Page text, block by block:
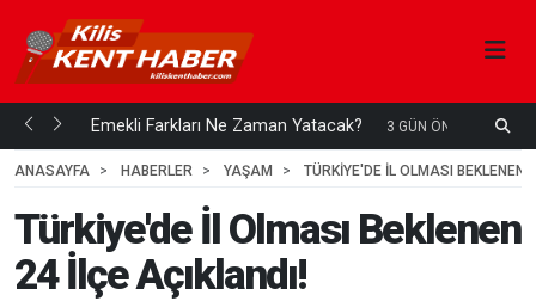
mi... Emekli Farkları Ne Zaman Yatacak? 3 GÜN ÖNCE
ANASAYFA
HABERLER YAŞAM TÜRKIYE'DE İL OLMASI BEKLENEN
Türkiye'de İl Olması Beklenen
24 İlçe Açıklandı!